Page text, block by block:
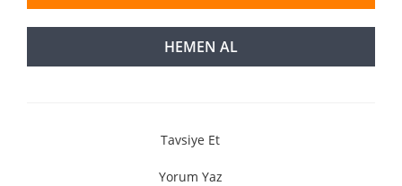
HEMEN AL
Tavsiye Et
Yorum Yaz